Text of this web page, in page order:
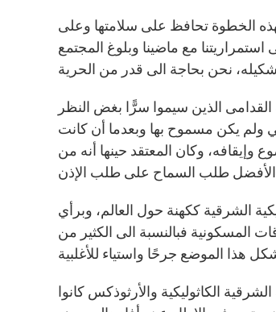
الخطوة تحافظ على سلامتها وعلى
مع ماضينا وبلوغ المجتمع
القدامى الذين سيموا سرًّا بغض النظر
ولم يكن مسموح بها وبعدما أن كانت
وإيقافه، وكان المعتقد حينها أنه من
الشرقية ككهنة حول العالم، وبرأي
المسكونية فبالنسبة الى الكثير من
الكاثوليكية والأرثوذكس كانوا